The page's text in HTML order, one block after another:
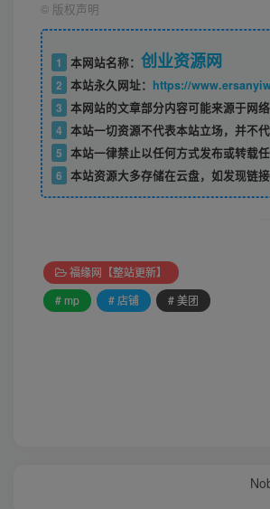
© 版权声明
1 本网站名称： 创业资源网
2 本站永久网址： https://
3 本网站的文章部分内容可能来源于网
4 本站一切资源不代表本站立场，并不
5 本站一律禁止以任何方式发布或转载
6 本站资源大多存储在云盘，如发现链
福缘网【整站更新】
# mp
# 店铺 # 美团